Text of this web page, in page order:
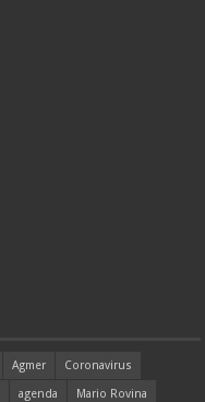
Agmer
Coronavirus
agenda
Mario Rovina